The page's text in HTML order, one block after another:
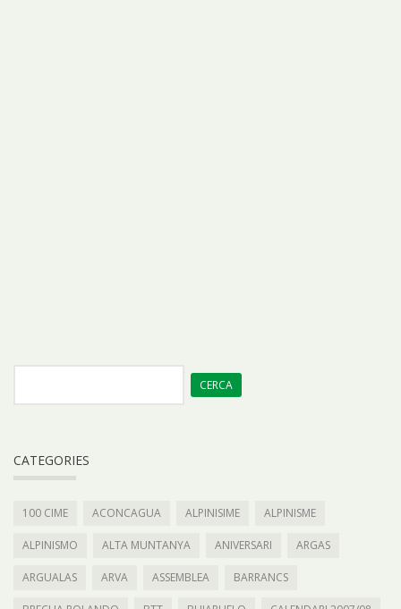
CATEGORIES
100 CIME ACONCAGUA ALPINISIME ALPINISME
ALPINISMO ALTA MUNTANYA ANIVERSARI ARGAS
ARGUALAS ARVA ASSEMBLEA BARRANCS